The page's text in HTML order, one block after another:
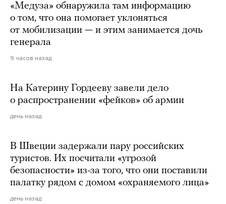
«Медуза» обнаружила там информацию
о том, что она помогает уклоняться
от мобилизации — и этим занимается дочь
генерала
9 часов назад
На Катерину Гордееву завели дело
о распространении «фейков» об армии
день назад
В Швеции задержали пару российских
туристов. Их посчитали «угрозой
безопасности» из-за того, что они поставили
палатку рядом с домом «охраняемого лица»
день назад